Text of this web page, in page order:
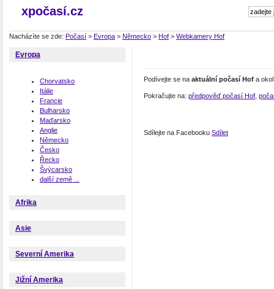
xpočasí.cz
Nacházíte se zde: Počasí > Evropa > Německo > Hof > Webkamery Hof
Evropa
Chorvatsko
Itálie
Francie
Bulharsko
Maďarsko
Anglie
Německo
Česko
Řecko
Švýcarsko
další země ...
Afrika
Asie
Severní Amerika
Jižní Amerika
Podívejte se na aktuální počasí Hof a
Pokračujte na: předpověď počasí Hof
Sdílejte na Facebooku Sdílet